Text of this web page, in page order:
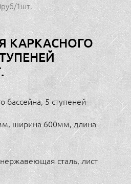
1шт.
КАРКАСНОГО
бассейна, 5 ступеней
ширина 600мм, длина
сталь, лист